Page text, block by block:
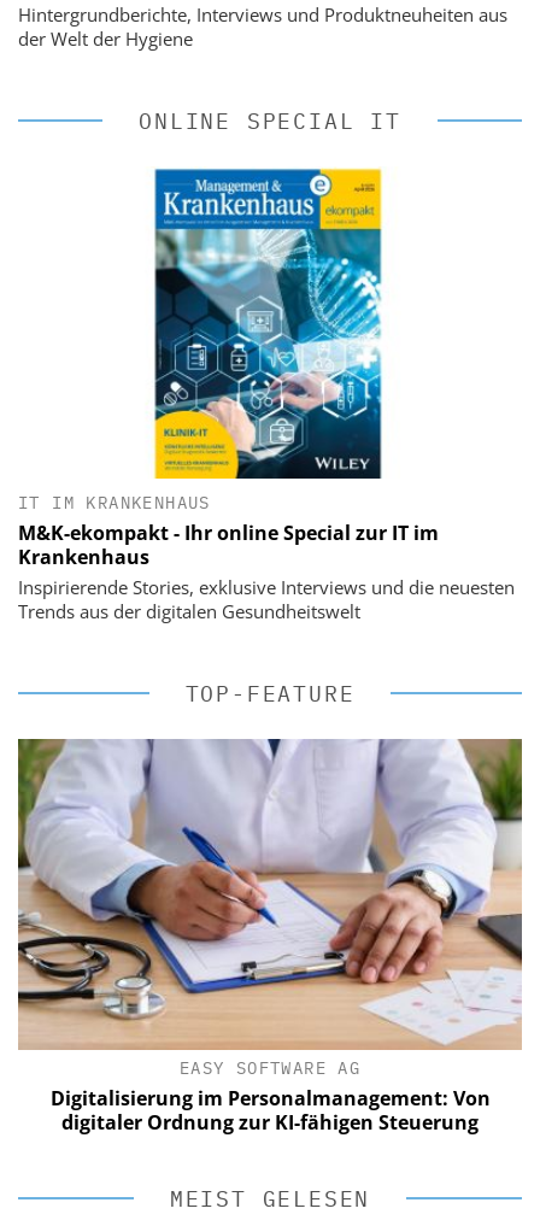
Hintergrundberichte, Interviews und Produktneuheiten aus
der Welt der Hygiene
ONLINE SPECIAL IT
IT IM KRANKENHAUS
M&K-ekompakt - Ihr online Special zur IT im
Krankenhaus
Inspirierende Stories, exklusive Interviews und die neuesten
Trends aus der digitalen Gesundheitswelt
TOP-FEATURE
EASY SOFTWARE AG
Digitalisierung im Personalmanagement: Von
digitaler Ordnung zur KI-fähigen Steuerung
MEIST GELESEN